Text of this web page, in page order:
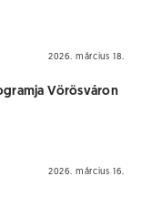
2026. március 18.
Vörösváron
2026. március 16.